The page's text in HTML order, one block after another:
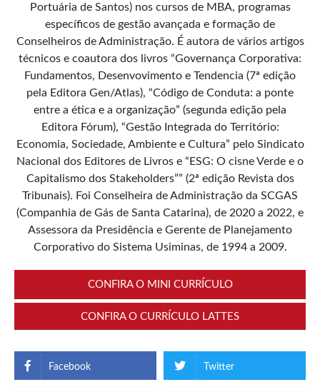
Portuária de Santos) nos cursos de MBA, programas
específicos de gestão avançada e formação de
Conselheiros de Administração. É autora de vários artigos
técnicos e coautora dos livros “Governança Corporativa:
Fundamentos, Desenvovimento e Tendencia (7ª edição
pela Editora Gen/Atlas), “Código de Conduta: a ponte
entre a ética e a organização” (segunda edição pela
Editora Fórum), “Gestão Integrada do Território:
Economia, Sociedade, Ambiente e Cultura” pelo Sindicato
Nacional dos Editores de Livros e “ESG: O cisne Verde e o
Capitalismo dos Stakeholders”” (2ª edição Revista dos
Tribunais). Foi Conselheira de Administração da SCGAS
(Companhia de Gás de Santa Catarina), de 2020 a 2022, e
Assessora da Presidência e Gerente de Planejamento
Corporativo do Sistema Usiminas, de 1994 a 2009.
CONFIRA O MINI CURRÍCULO
CONFIRA O CURRÍCULO LATTES
Facebook Twitter